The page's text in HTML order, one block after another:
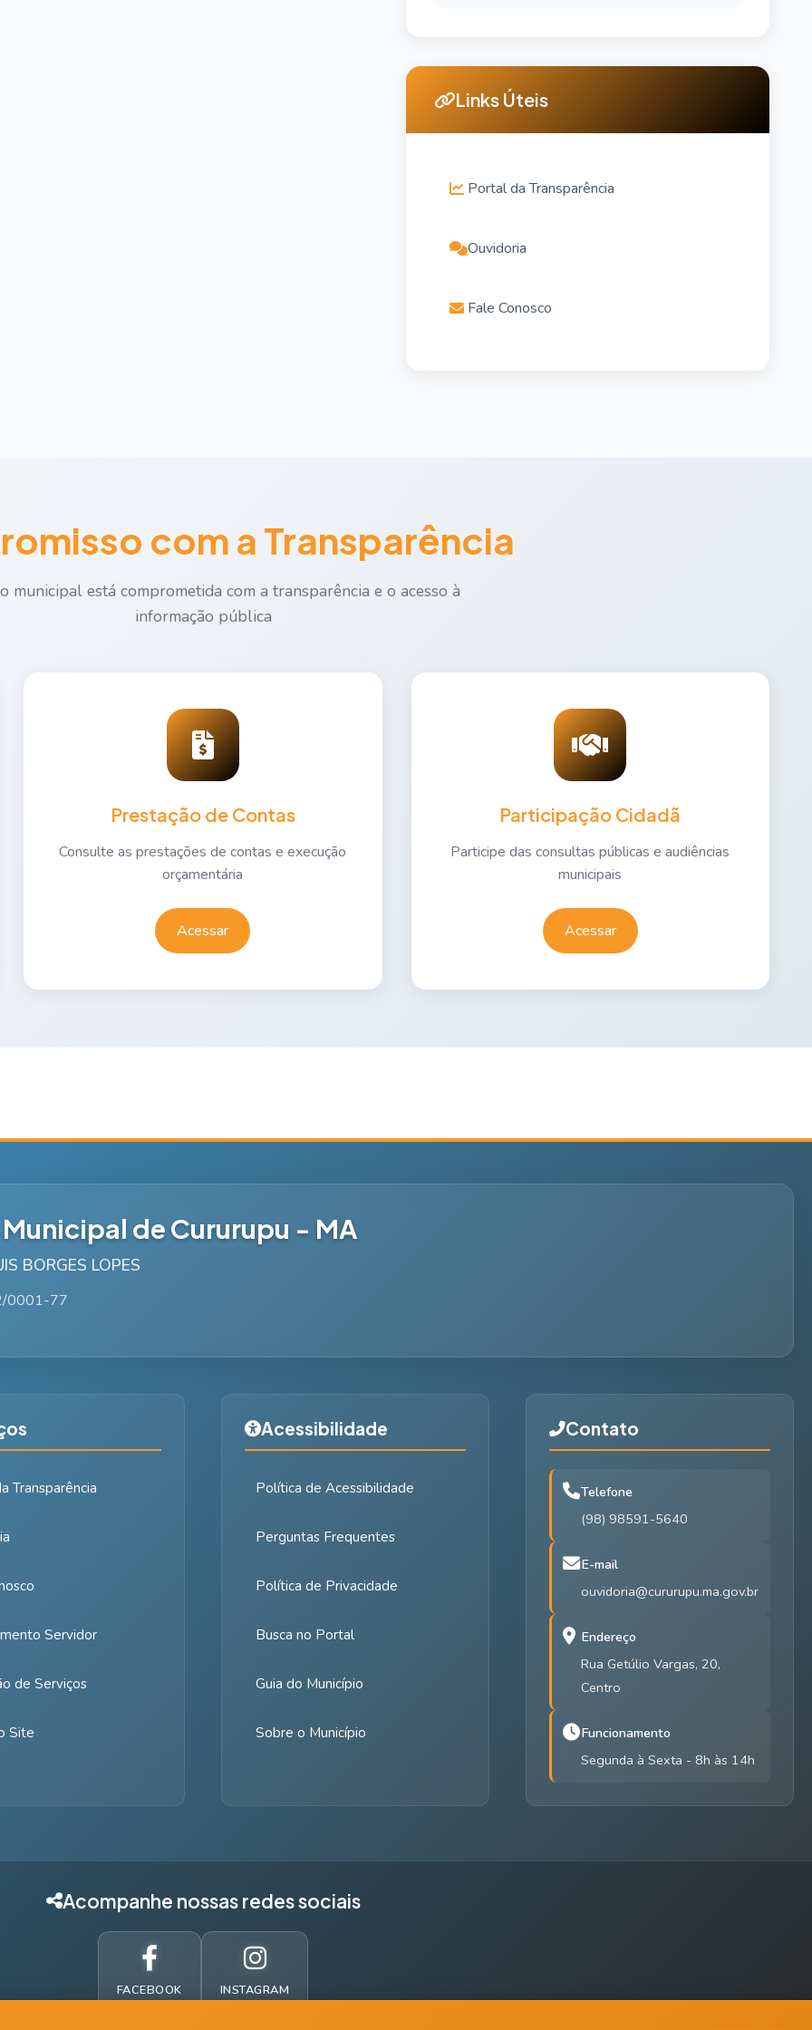
Links Úteis
Portal da Transparência
Ouvidoria
Fale Conosco
com a Transparência
municipal está comprometida com a transparência e o acesso à
informação pública
Prestação de Contas
Consulte as prestações de contas e execução
orçamentária
Acessar
Participação Cidadã
Participe das consultas públicas e audiências
municipais
Acessar
de Cururupu - MA
BORGES LOPES
0001-77
Transparência
Servidor
de Serviços
Site
Acessibilidade
Política de Acessibilidade
Perguntas Frequentes
Política de Privacidade
Busca no Portal
Guia do Município
Sobre o Município
Contato
Telefone
(98) 98591-5640
E-mail
ouvidoria@cururupu.ma.gov.br
Endereço
Rua Getúlio Vargas, 20,
Centro
Funcionamento
Segunda à Sexta - 8h às 14h
Acompanhe nossas redes sociais
FACEBOOK INSTAGRAM